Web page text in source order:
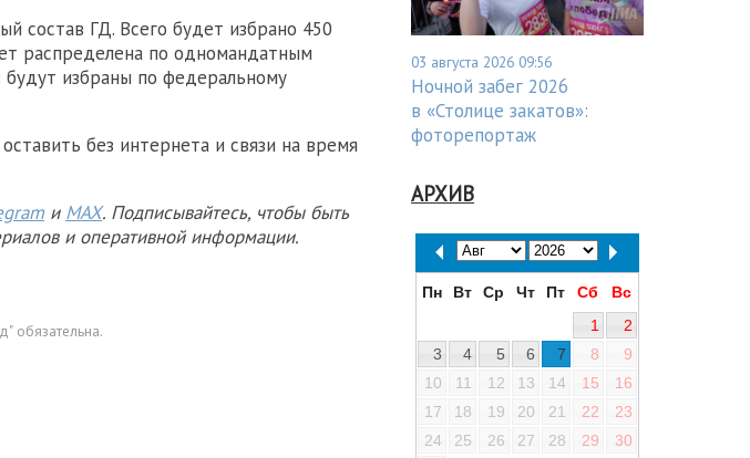
состав ГД. Всего будет избрано 450
распределена по одномандатным
избраны по федеральному
без интернета и связи на время
и MAX. Подписывайтесь, чтобы быть
и оперативной информации.
обязательна.
03 августа 2026 09:56
Ночной забег 2026
в «Столице закатов»:
фоторепортаж
АРХИВ
Пн Вт Ср Чт Пт Сб
Вс
1
2
3
4 5 6 7 8
9
10
11 12 13 14 15
16
17
18 19 20 21 22
23
24
25 26 27 28 29
30